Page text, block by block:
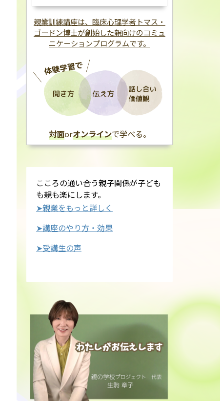
親業訓練講座は、臨床心理学者トマス・
ゴードン博士が創始した親向けのコミュ
ニケーションプログラムです。
対面orオンラインで学べる。
こころの通い合う親子関係が子ども
も親も楽にします。
➤親業をもっと詳しく
➤講座のやり方・効果
➤受講生の声